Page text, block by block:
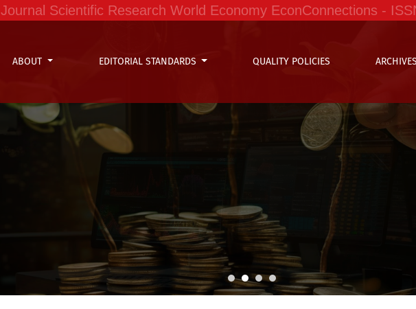
Journal Scientific Research World Economy EconConnections -
ABOUT EDITORIAL STANDARDS QUALITY POLICIES ARCHIVES